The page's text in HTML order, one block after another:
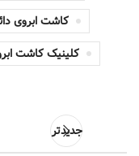
کاشت ابروی
کلینیک کاشت
جدیدتر